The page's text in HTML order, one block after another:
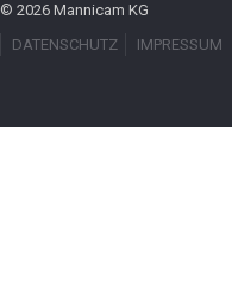
© 2026 Mannicam KG
DATENSCHUTZ IMPRESSUM